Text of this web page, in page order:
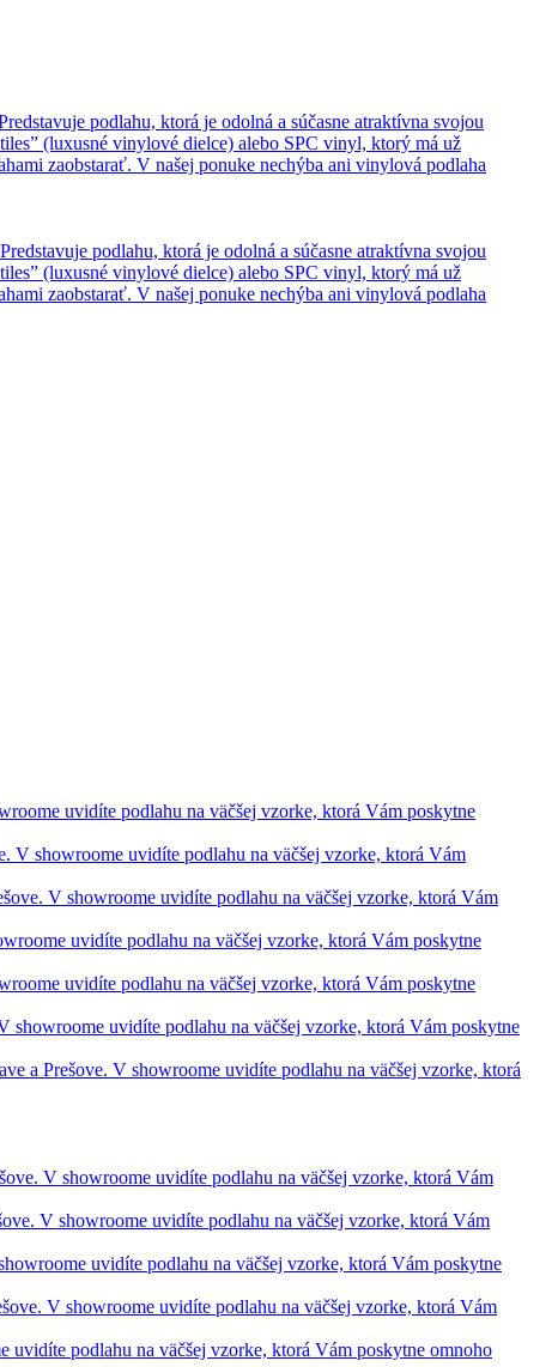
podlahu, ktorá je odolná a súčasne atraktívna svojou
(luxusné vinylové dielce) alebo SPC vinyl, ktorý má už
zaobstarať. V našej ponuke nechýba ani vinylová podlaha
podlahu, ktorá je odolná a súčasne atraktívna svojou
(luxusné vinylové dielce) alebo SPC vinyl, ktorý má už
zaobstarať. V našej ponuke nechýba ani vinylová podlaha
uvidíte podlahu na väčšej vzorke, ktorá Vám poskytne
V showroome uvidíte podlahu na väčšej vzorke, ktorá Vám
V showroome uvidíte podlahu na väčšej vzorke, ktorá Vám
uvidíte podlahu na väčšej vzorke, ktorá Vám poskytne
uvidíte podlahu na väčšej vzorke, ktorá Vám poskytne
showroome uvidíte podlahu na väčšej vzorke, ktorá Vám poskytne
a Prešove. V showroome uvidíte podlahu na väčšej vzorke, ktorá
V showroome uvidíte podlahu na väčšej vzorke, ktorá Vám
V showroome uvidíte podlahu na väčšej vzorke, ktorá Vám
uvidíte podlahu na väčšej vzorke, ktorá Vám poskytne
V showroome uvidíte podlahu na väčšej vzorke, ktorá Vám
uvidíte podlahu na väčšej vzorke, ktorá Vám poskytne omnoho